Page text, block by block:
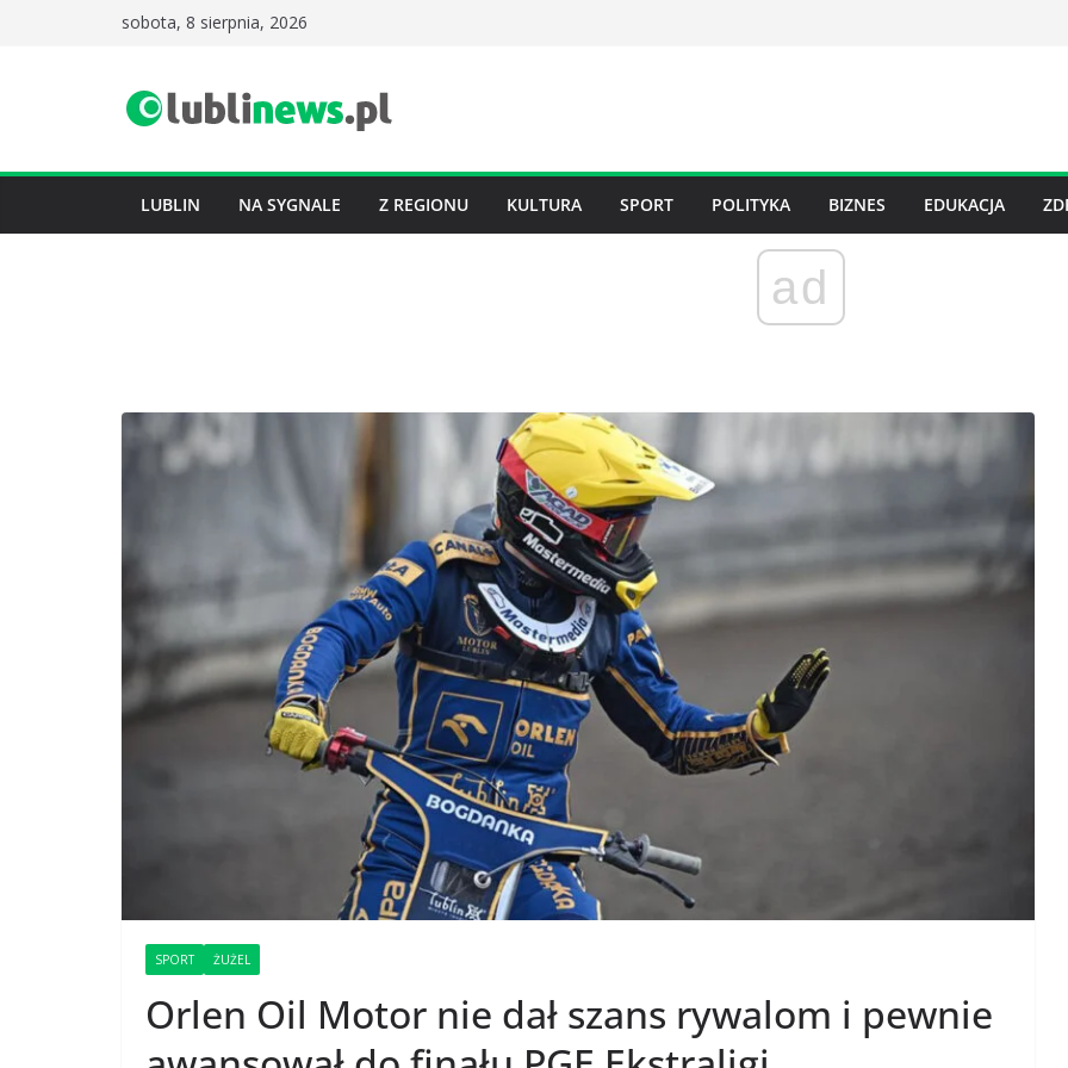
sobota, 8 sierpnia, 2026
LUBLIN NA SYGNALE Z REGIONU KULTURA SPORT POLITYKA BIZNES EDUKACJA
ad
SPORT ŻUŻEL
Orlen Oil Motor nie dał szans rywalom i pewnie